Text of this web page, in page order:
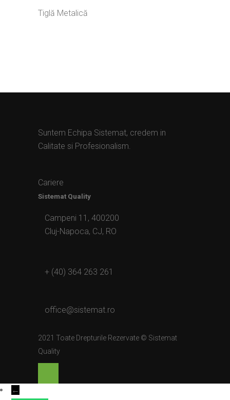
Tiglă Metalică
Suntem Echipa Sistemat, credem in
Calitate si Profesionalism.
Cariere
Sistemat Quality
Campeni 11, 400200
Cluj-Napoca, CJ, RO
+ (40) 364 263 261
office@sistemat.ro
2021 Toate Drepturile Rezervate © Sistemat
Quality
←